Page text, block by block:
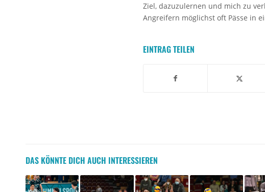
Ziel, dazuzulernen und mich zu
Angreifern möglichst oft Pässe in
EINTRAG TEILEN
DAS KÖNNTE DICH AUCH INTERESSIEREN